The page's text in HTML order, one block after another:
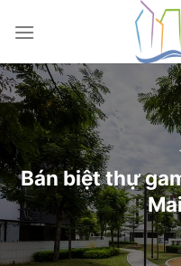
qua
dung
Bán biệt thự